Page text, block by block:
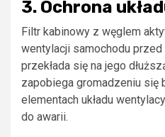
3. Ochrona
Filtr kabinowy z węglem
wentylacji samochodu
przekłada się na jego
zapobiega gromadzeniu się
elementach układu
do awarii.